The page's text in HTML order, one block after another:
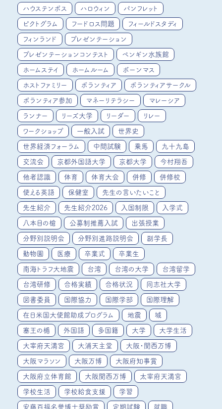
ハウステンボス ハロウィン パンフレット
ピクトグラム フードロス問題 フィールドスタディ
フィンランド プレゼンテーション
プレゼンテーションコンテスト ペンギン水族館
ホームステイ ホームルーム ボーンマス
ホストファミリー ボランティア ボランティアサークル
ボランティア参加 マネーリテラシー マレーシア
ランナー リーズ大学 リーダー リレー
ワークショップ 一般入試 世界史
世界経済フォーラム 中間試験 乗馬 九十九島
交流会 京都外国語大学 京都大学 今村翔吾
他者認識 体育 体育大会 併修 併修校
使える英語 保健室 先生の言いたいこと
先生紹介 先生紹介2026 入国制限 入学式
八本目の槍 公募制推薦入試 出張授業
分野別説明会 分野別進路説明会 副学長
動物園 医療 卒業式 卒業生
南海トラフ大地震 台湾 台湾の大学 台湾留学
台湾研修 合格実績 合格状況 同志社大学
図書委員 国際協力 国際学部 国際理解
在日米国大使館助成プログラム 地震 城
塞王の楯 外国語 多国籍 大学 大学生活
大宰府天満宮 大浦天主堂 大阪・関西万博
大阪マラソン 大阪万博 大阪府知事賞
大阪府立体育館 大阪関西万博 太宰府天満宮
学校生活 学校給食支援 学習
安藤百福名誉博士奨励賞 定期試験 就職